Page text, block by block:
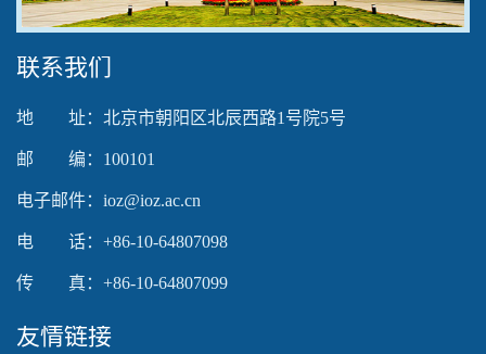
联系我们
地 址：北京市朝阳区北辰西路1号院5号
邮 编：100101
电子邮件：ioz@ioz.ac.cn
电 话：+86-10-64807098
传 真：+86-10-64807099
友情链接